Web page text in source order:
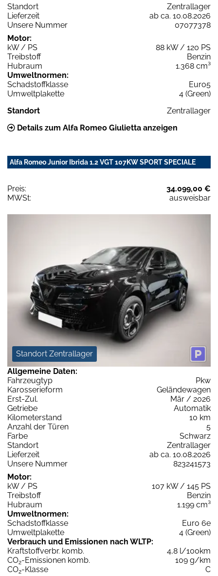
Standort
Zentrallager
Lieferzeit
ab ca. 10.08.2026
Unsere Nummer
07077378
Motor:
kW / PS
88 kW / 120 PS
Treibstoff
Benzin
Hubraum
1.368 cm³
Umweltnormen:
Schadstoffklasse
Euro5
Umweltplakette
4 (Green)
Standort
Zentrallager
Details zum Alfa Romeo Giulietta anzeigen
Alfa Romeo Junior Ibrida 1.2 VGT 107KW SPORT SPECIALE
Preis:
34.099,00 €
MWSt:
ausweisbar
Standort Zentrallager
Allgemeine Daten:
Fahrzeugtyp
Pkw
Karosserieform
Geländewagen
Erst-Zul.
Mär / 2026
Getriebe
Automatik
Kilometerstand
10 km
Anzahl der Türen
5
Farbe
Schwarz
Standort
Zentrallager
Lieferzeit
ab ca. 10.08.2026
Unsere Nummer
823241573
Motor:
kW / PS
107 kW / 145 PS
Treibstoff
Benzin
Hubraum
1.199 cm³
Umweltnormen:
Schadstoffklasse
Euro 6e
Umweltplakette
4 (Green)
Verbrauch und Emissionen nach WLTP:
Kraftstoffverbr. komb.
4,8 l/100km
CO2-Emissionen komb.
109 g/km
CO2-Klasse
C